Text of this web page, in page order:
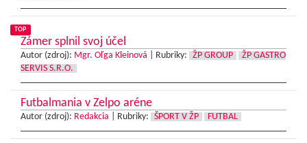
TOP
Zámer splnil svoj účel
Autor (zdroj): Mgr. Oľga Kleinová Rubriky: ŽP GROUP
ŽP GASTRO
SERVIS S.R.O.
Futbalmania v Zelpo aréne
Autor (zdroj): Redakcia Rubriky: ŠPORT V ŽP FUTBAL